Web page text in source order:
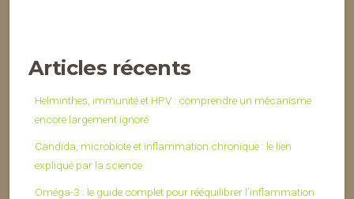
Articles récents
Helminthes, immunité et HPV : comprendre un mécanisme
encore largement ignoré
Candida, microbiote et inflammation chronique : le lien
expliqué par la science
Oméga-3 : le guide complet pour rééquilibrer l’inflammation